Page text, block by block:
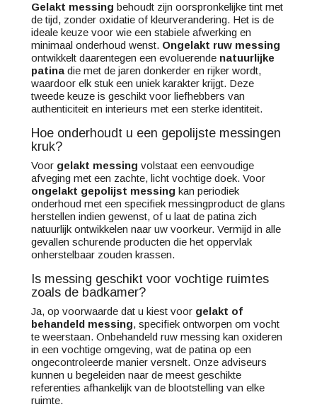
Gelakt messing behoudt zijn oorspronkelijke tint met
de tijd, zonder oxidatie of kleurverandering. Het is de
ideale keuze voor wie een stabiele afwerking en
minimaal onderhoud wenst. Ongelakt ruw messing
ontwikkelt daarentegen een evoluerende natuurlijke
patina die met de jaren donkerder en rijker wordt,
waardoor elk stuk een uniek karakter krijgt. Deze
tweede keuze is geschikt voor liefhebbers van
authenticiteit en interieurs met een sterke identiteit.
Hoe onderhoudt u een gepolijste messingen
kruk?
Voor gelakt messing volstaat een eenvoudige
afveging met een zachte, licht vochtige doek. Voor
ongelakt gepolijst messing kan periodiek
onderhoud met een specifiek messingproduct de glans
herstellen indien gewenst, of u laat de patina zich
natuurlijk ontwikkelen naar uw voorkeur. Vermijd in alle
gevallen schurende producten die het oppervlak
onherstelbaar zouden krassen.
Is messing geschikt voor vochtige ruimtes
zoals de badkamer?
Ja, op voorwaarde dat u kiest voor gelakt of
behandeld messing, specifiek ontworpen om vocht
te weerstaan. Onbehandeld ruw messing kan oxideren
in een vochtige omgeving, wat de patina op een
ongecontroleerde manier versnelt. Onze adviseurs
kunnen u begeleiden naar de meest geschikte
referenties afhankelijk van de blootstelling van elke
ruimte.